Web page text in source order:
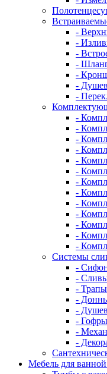
-
-
-
-
-
-
-
-
-
-
-
-
-
-
-
-
-
-
-
-
Системы
-
-
- Трапы
-
-
-
-
-
Мебель для